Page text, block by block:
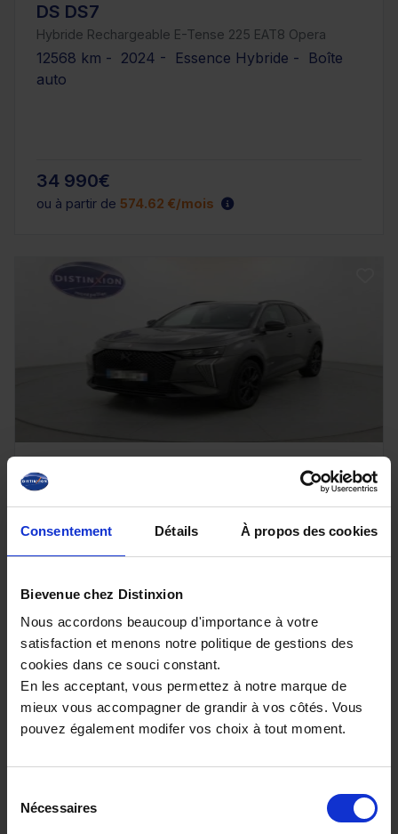
Consentement Détails À propos des cookies
Bievenue chez Distinxion
Nous accordons beaucoup d'importance à votre
satisfaction et menons notre politique de gestions des
cookies dans ce souci constant.
En les acceptant, vous permettez à notre marque de
mieux vous accompagner de grandir à vos côtés. Vous
pouvez également modifer vos choix à tout moment.
Nécessaires
DS DS7
Hybride Rechargeable E-Tense 225 EAT8 Opera
12568 km - 2024 - Essence Hybride - Boîte
auto
34 990€
ou à partir de 574.62 €/mois
DS DS7
15496 km - 2024 - Essence Hybride - Boîte
auto
29 880€
ou à partir de475.72 €/mois